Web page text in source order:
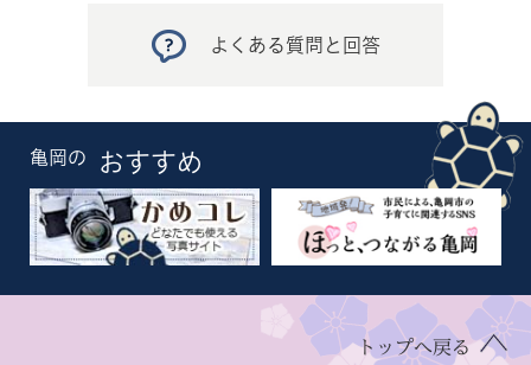
よくある質問と回答
亀岡の おすすめ
トップへ戻る